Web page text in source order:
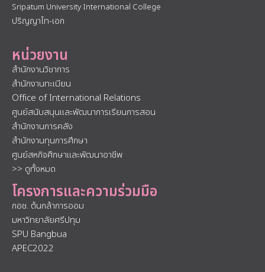
Sripatum University International College
ปริญญาโท-เอก
หน่วยงาน
สำนักงานวิชาการ
สำนักงานทะเบียน
Office of International Relations
ศูนย์สนับสนุนและพัฒนาการเรียนการสอน
สำนักงานการคลัง
สำนักงานทุนการศึกษา
ศูนย์สหกิจศึกษาและพัฒนาอาชีพ
>> ดูทั้งหมด
โครงการและความร่วมมือ
กอช. ต้นกล้าการออม
มหาวิทยาลัยศรีปทุม
SPU Bangbua
APEC2022